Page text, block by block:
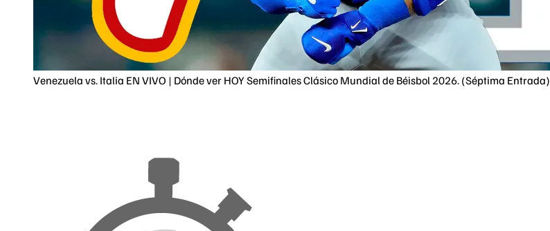
Venezuela vs. Italia EN VIVO | Dónde ver HOY Semifinales Clásico Mundial de Béisbol 2026. (Séptima Entrada)